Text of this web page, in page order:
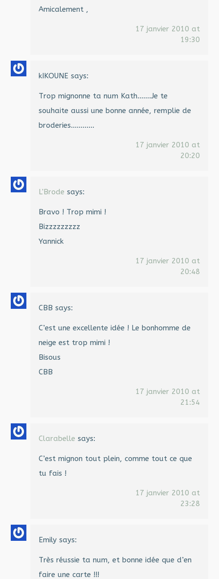
Amicalement ,
17 janvier 2010 at
19:30
kIKOUNE says:
Trop mignonne ta num Kath…….Je te
souhaite aussi une bonne année, remplie de
broderies…………
17 janvier 2010 at
20:20
L'Brode says:
Bravo ! Trop mimi !
Bizzzzzzzzz
Yannick
17 janvier 2010 at
20:48
CBB says:
C’est une excellente idée ! Le bonhomme de
neige est trop mimi !
Bisous
CBB
17 janvier 2010 at
21:54
Clarabelle says:
C’est mignon tout plein, comme tout ce que
tu fais !
17 janvier 2010 at
23:28
Emily says:
Très réussie ta num, et bonne idée que d’en
faire une carte !!!